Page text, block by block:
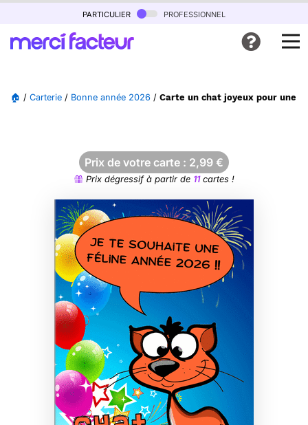
particulier professionnel
🏠 / Carterie / Bonne année 2026 / Carte un chat joyeux pour une
Prix de votre carte : 2,99 €
Prix dégressif à partir de 11cartes !